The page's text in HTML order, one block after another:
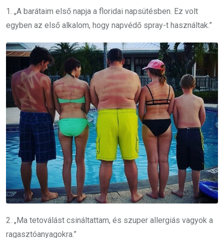
1. „A barátaim első napja a floridai napsütésben. Ez volt
egyben az első alkalom, hogy napvédő spray-t használtak.”
2. „Ma tetoválást csináltattam, és szuper allergiás vagyok a
ragasztóanyagokra.”